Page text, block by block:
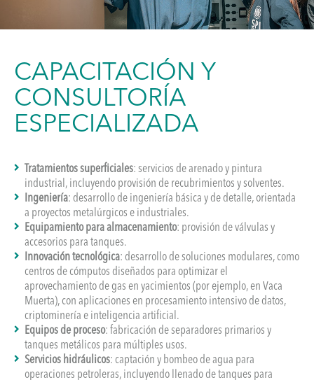
CAPACITACIÓN Y
CONSULTORÍA
ESPECIALIZADA
Tratamientos superficiales: servicios de arenado y pintura
industrial, incluyendo provisión de recubrimientos y solventes.
Ingeniería: desarrollo de ingeniería básica y de detalle, orientada
a proyectos metalúrgicos e industriales.
Equipamiento para almacenamiento: provisión de válvulas y
accesorios para tanques.
Innovación tecnológica: desarrollo de soluciones modulares, como
centros de cómputos diseñados para optimizar el
aprovechamiento de gas en yacimientos (por ejemplo, en Vaca
Muerta), con aplicaciones en procesamiento intensivo de datos,
criptominería e inteligencia artificial.
Equipos de proceso: fabricación de separadores primarios y
tanques metálicos para múltiples usos.
Servicios hidráulicos: captación y bombeo de agua para
operaciones petroleras, incluyendo llenado de tanques para